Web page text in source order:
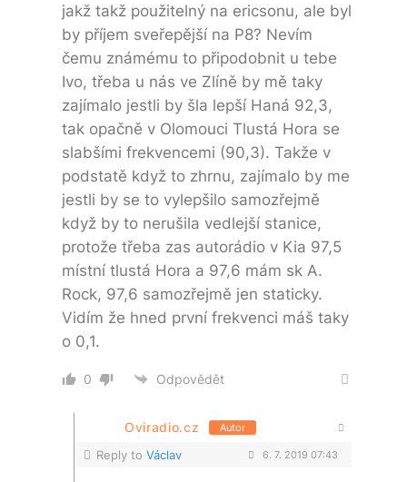
jakž takž použitelný na ericsonu, ale byl
by příjem sveřepější na P8? Nevím
čemu známému to připodobnit u tebe
Ivo, třeba u nás ve Zlíně by mě taky
zajímalo jestli by šla lepší Haná 92,3,
tak opačně v Olomouci Tlustá Hora se
slabšími frekvencemi (90,3). Takže v
podstatě když to zhrnu, zajímalo by me
jestli by se to vylepšilo samozřejmě
když by to nerušila vedlejší stanice,
protože třeba zas autorádio v Kia 97,5
místní tlustá Hora a 97,6 mám sk A.
Rock, 97,6 samozřejmě jen staticky.
Vidím že hned první frekvenci máš taky
o 0,1.
0 Odpovědět
Oviradio.cz Autor
Reply to Václav 6. 7. 2019 07:43